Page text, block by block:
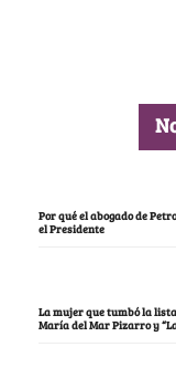
Por qué el abogado de
el Presidente
La mujer que tumbó la
María del Mar Pizarro y